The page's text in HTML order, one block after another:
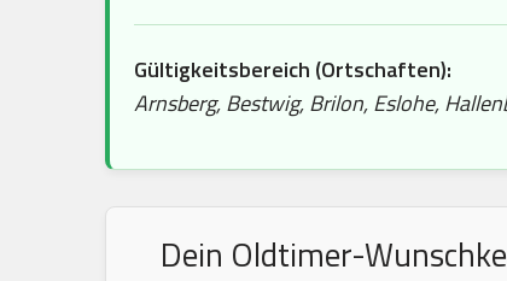
Gültigkeitsbereich (Ortschaften):
Arnsberg, Bestwig, Brilon, Eslohe,
Dein Oldtimer-